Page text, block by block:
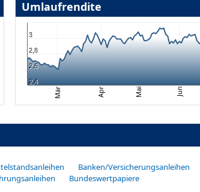
Umlaufrendite
Mär Apr Mai Jun
2,4
2,6
2,8
3
Banken/Versicherungsanleihen
Bundeswertpapiere